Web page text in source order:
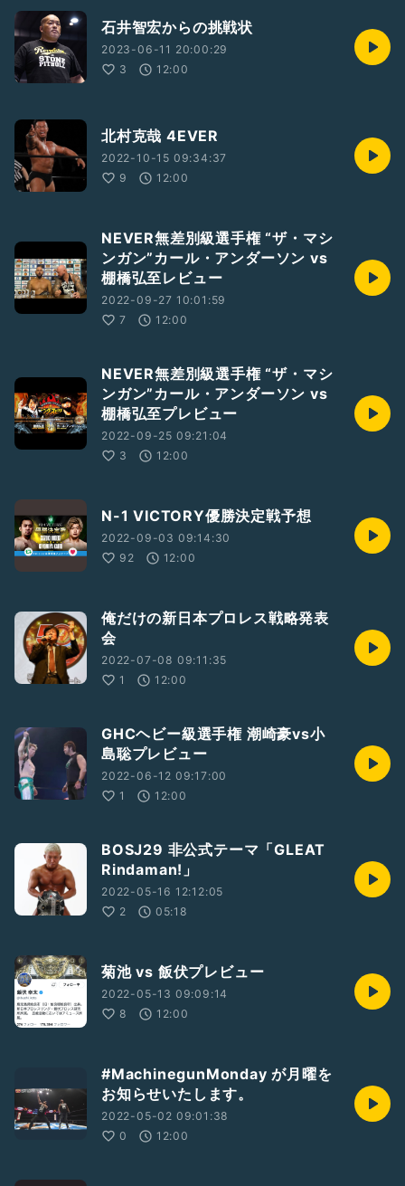
石井智宏からの挑戦状
2023-06-11 20:00:29
3
12:00
北村克哉 4EVER
2022-10-15 09:34:37
9
12:00
NEVER無差別級選手権 “ザ・マシ
ンガン”カール・アンダーソン vs
棚橋弘至レビュー
2022-09-27 10:01:59
7
12:00
NEVER無差別級選手権 “ザ・マシ
ンガン”カール・アンダーソン vs
棚橋弘至プレビュー
2022-09-25 09:21:04
3
12:00
N-1 VICTORY優勝決定戦予想
2022-09-03 09:14:30
92
12:00
俺だけの新日本プロレス戦略発表
会
2022-07-08 09:11:35
1
12:00
GHCヘビー級選手権 潮崎豪vs小
島聡プレビュー
2022-06-12 09:17:00
1
12:00
BOSJ29 非公式テーマ「GLEAT
Rindaman!」
2022-05-16 12:12:05
2
05:18
菊池 vs 飯伏プレビュー
2022-05-13 09:09:14
8
12:00
#MachinegunMonday が月曜を
お知らせいたします。
2022-05-02 09:01:38
0
12:00